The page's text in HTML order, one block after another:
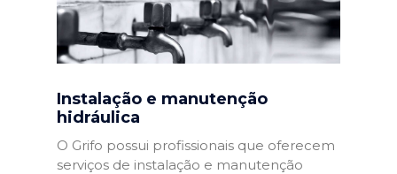
Instalação e manutenção
hidráulica
O Grifo possui profissionais que oferecem
serviços de instalação e manutenção